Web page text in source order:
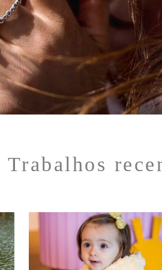
Trabalhos